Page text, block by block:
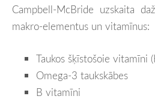
Campbell-McBride uzskaita
makro-elementus un vitamīnus:
Taukos šķīstošoie vitamīni
Omega-3 taukskābes
B vitamīni